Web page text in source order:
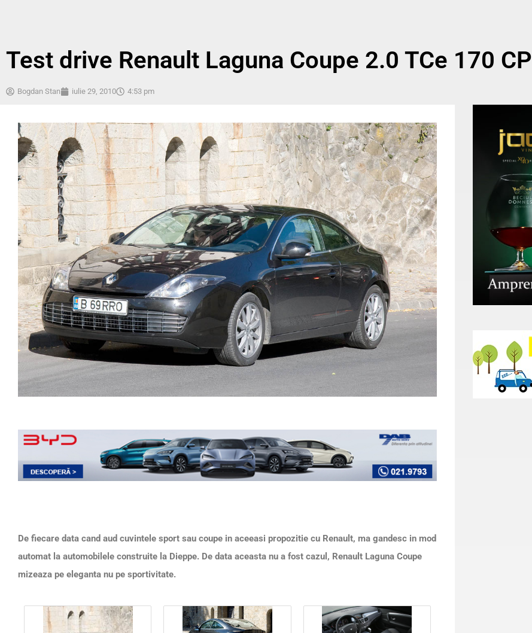
Test drive Renault Laguna Coupe 2.0 TCe 170 CP
Bogdan Stan iulie 29, 2010 4:53 pm
De fiecare data cand aud cuvintele sport sau coupe in aceeasi propozitie cu Renault, ma gandesc in mod
automat la automobilele construite la Dieppe. De data aceasta nu a fost cazul, Renault Laguna Coupe
mizeaza pe eleganta nu pe sportivitate.